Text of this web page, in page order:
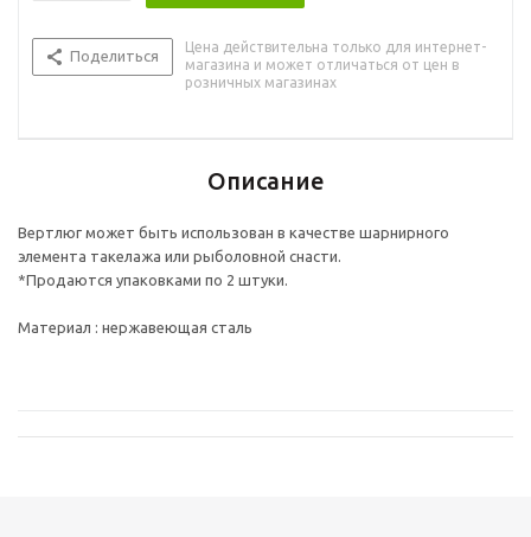
Поделиться
Цена действительна только для интернет-
магазина и может отличаться от цен в
розничных магазинах
Описание
Вертлюг может быть использован в качестве шарнирного
элемента такелажа или рыболовной снасти.
*Продаются упаковками по 2 штуки.
Материал : нержавеющая сталь